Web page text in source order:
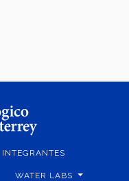
INTEGRANTES
WATER LABS